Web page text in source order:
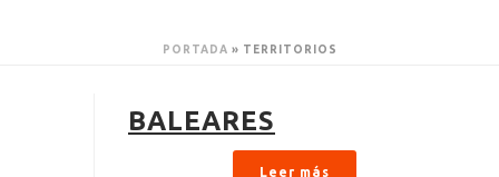
PORTADA » TERRITORIOS
BALEARES
Leer más